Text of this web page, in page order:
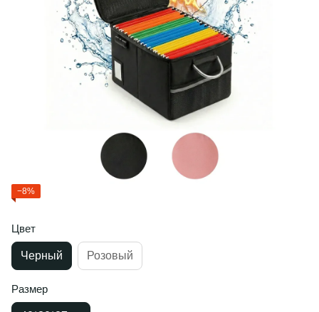
−8%
Цвет
Черный Розовый
Размер